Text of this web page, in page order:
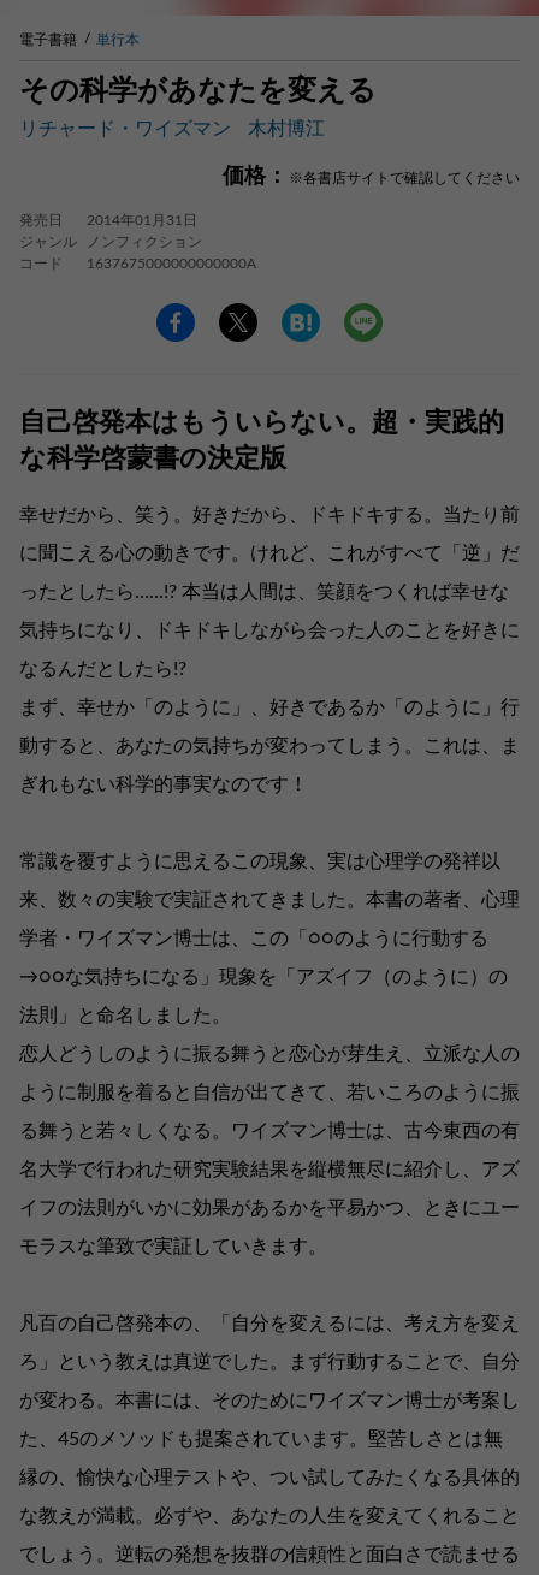
電子書籍 単行本
その科学があなたを変える
リチャード・ワイズマン 木村博江
価格： ※各書店サイトで確認してください
発売日
2014年01月31日
ジャンル
ノンフィクション
コード
1637675000000000000A
自己啓発本はもういらない。超・実践的
な科学啓蒙書の決定版
幸せだから、笑う。好きだから、ドキドキする。当たり前
に聞こえる心の動きです。けれど、これがすべて「逆」だ
ったとしたら……!? 本当は人間は、笑顔をつくれば幸せな
気持ちになり、ドキドキしながら会った人のことを好きに
なるんだとしたら!?
まず、幸せか「のように」、好きであるか「のように」行
動すると、あなたの気持ちが変わってしまう。これは、ま
ぎれもない科学的事実なのです！
常識を覆すように思えるこの現象、実は心理学の発祥以
来、数々の実験で実証されてきました。本書の著者、心理
学者・ワイズマン博士は、この「○○のように行動する
→○○な気持ちになる」現象を「アズイフ（のように）の
法則」と命名しました。
恋人どうしのように振る舞うと恋心が芽生え、立派な人の
ように制服を着ると自信が出てきて、若いころのように振
る舞うと若々しくなる。ワイズマン博士は、古今東西の有
名大学で行われた研究実験結果を縦横無尽に紹介し、アズ
イフの法則がいかに効果があるかを平易かつ、ときにユー
モラスな筆致で実証していきます。
凡百の自己啓発本の、「自分を変えるには、考え方を変え
ろ」という教えは真逆でした。まず行動することで、自分
が変わる。本書には、そのためにワイズマン博士が考案し
た、45のメソッドも提案されています。堅苦しさとは無
縁の、愉快な心理テストや、つい試してみたくなる具体的
な教えが満載。必ずや、あなたの人生を変えてくれること
でしょう。逆転の発想を抜群の信頼性と面白さで読ませる